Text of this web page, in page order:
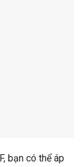
bạn có thể áp